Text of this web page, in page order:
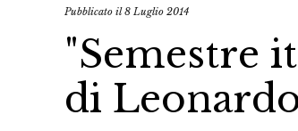
Pubblicato il8 Luglio 2014
"Semestre
di